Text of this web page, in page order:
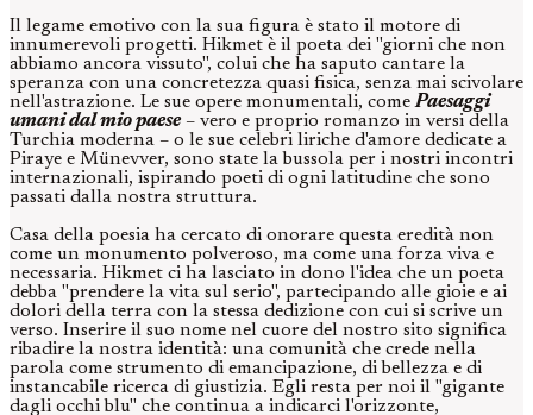
Il legame emotivo con la sua figura è stato il motore di
innumerevoli progetti. Hikmet è il poeta dei "giorni che non
abbiamo ancora vissuto", colui che ha saputo cantare la
speranza con una concretezza quasi fisica, senza mai scivolare
nell'astrazione. Le sue opere monumentali, comePaesaggi
umani dal mio paese– vero e proprio romanzo in versi della
Turchia moderna – o le sue celebri liriche d'amore dedicate a
Piraye e Münevver, sono state la bussola per i nostri incontri
internazionali, ispirando poeti di ogni latitudine che sono
passati dalla nostra struttura.
Casa della poesia ha cercato di onorare questa eredità non
come un monumento polveroso, ma come una forza viva e
necessaria. Hikmet ci ha lasciato in dono l'idea che un poeta
debba "prendere la vita sul serio", partecipando alle gioie e ai
dolori della terra con la stessa dedizione con cui si scrive un
verso. Inserire il suo nome nel cuore del nostro sito significa
ribadire la nostra identità: una comunità che crede nella
parola come strumento di emancipazione, di bellezza e di
instancabile ricerca di giustizia. Egli resta per noi il "gigante
dagli occhi blu" che continua a indicarci l'orizzonte,